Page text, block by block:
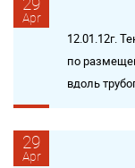
Apr
12.01.12г.
по
вдоль
29
Apr